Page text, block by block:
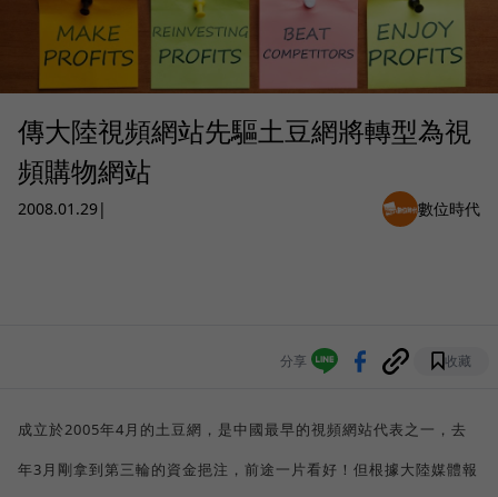
傳大陸視頻網站先驅土豆網將轉型為視
頻購物網站
2008.01.29| 數位時代
分享 收藏
成立於2005年4月的土豆網，是中國最早的視頻網站代表之一，去
年3月剛拿到第三輪的資金挹注，前途一片看好！但根據大陸媒體報